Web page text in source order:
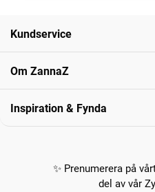
Kundservice
Om ZannaZ
Inspiration & Fynda
✨ Prenumerera på
del av vår